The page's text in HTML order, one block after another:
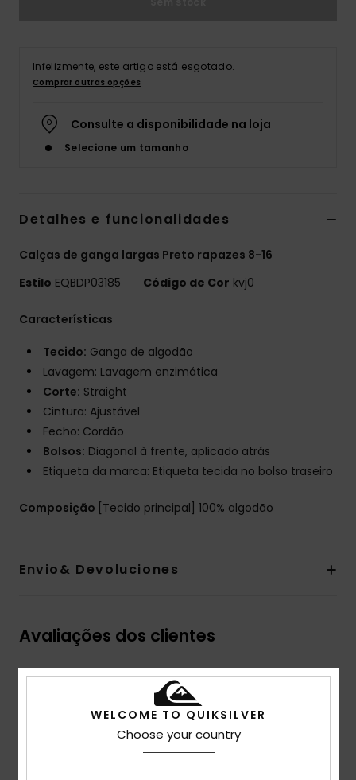
Infelizmente, este artigo está esgotado.
Comprar outras opções
Consulte a disponibilidade na loja
Selecione um tamanho
Detalhes e funcionalidades
Calças de ganga largas Preto rapazes 8-16
Estilo EQBDP03185 Código de Cor kvj0
Características
Tecido: Ganga de algodão
Lavagem: Lavagem enzimática
Corte: Straight
Cintura: Ajustável
Fecho: Cordão
Bolsos: Diagonal à frente, aplicado atrás
Etiqueta da marca: Etiqueta tecida no bolso traseiro
Composição [Tecido principal] 100% algodão
Envio& Devoluciones
Avaliações dos clientes
Pontuação média
5.0/5
WELCOME TO QUIKSILVER
Choose your country